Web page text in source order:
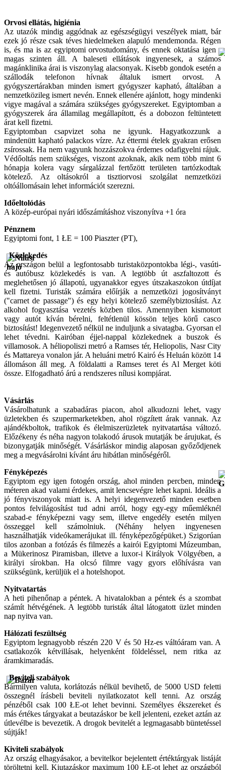
Orvosi ellátás, higiénia
Az utazók mindig aggódnak az egészségügyi veszélyek miatt, bár
ezek jó része csak téves hiedelmeken alapuló mendemonda. Régen
is, és ma is az egyiptomiorvostudomány, és ennek oktatása igen
magas szinten áll. A baleseti ellátások ingyenesek, a számos
magánklinika árai is viszonylag alacsonyak. Kisebb gondok esetén a
szállodák telefonon hívnak általuk ismert orvost. A
gyógyszertárakban minden ismert gyógyszer kapható, általában a
nemzetközileg ismert nevén. Ennek ellenére ajánlott, hogy mindenki
vigye magával a számára szükséges gyógyszereket. Egyiptomban a
gyógyszerek ára államilag megállapított, és a dobozon feltüntetett
árat kell fizetni.
Egyiptomban csapvizet soha ne igyunk. Hagyatkozzunk a
mindenütt kapható palackos vízre. Az éttermi ételek gyakran erősen
zsírossak. Ha nem vagyunk hozzászokva érdemes odafigyelni rájuk.
Védőoltás nem szükséges, viszont azoknak, akik nem több mint 6
hónapja kolera vagy sárgalázzal fertőzött területen tartózkodtak
kötelező. Az oltásokról a tisztiorvosi szolgálat nemzetközi
oltóállomásain lehet információt szerezni.
Időeltolódás
A közép-európai nyári időszámításhoz viszonyítva +1 óra
Pénznem
Egyiptomi font, 1 ŁE = 100 Piaszter (PT),
Közlekedés
Az országon belül a legfontosabb turistaközpontokba légi-, vasúti-
és autóbusz közlekedés is van. A legtöbb út aszfaltozott és
meglehetősen jó állapotú, ugyanakkor egyes útszakaszokon útdíjat
kell fizetni. Turisták számára előírják a nemzetközi jogosítványt
("carnet de passage") és egy helyi kötelező személybiztosítást. Az
alkohol fogyasztása vezetés közben tilos. Amennyiben kismotort
vagy autót kíván bérelni, feltétlenül kössön teljes körű casco
biztosítást! Idegenvezető nélkül ne induljunk a sivatagba. Gyorsan el
lehet tévedni. Kairóban éjjel-nappal közlekednek a buszok és
villamosok. A héliopoliszi metró a Ramses tér, Heliopolis, Nasr City
és Mattareya vonalon jár. A heluáni metró Kairó és Heluán között 14
állomáson áll meg. A földalatti a Ramses teret és Al Merget köti
össze. Elfogadható árú a rendszeres nílusi kompjárat.
Vásárlás
Vásárolhatunk a szabadáras piacon, ahol alkudozni lehet, vagy
üzletekben és szupermarketekben, ahol rögzített árak vannak. Az
ajándékboltok, trafikok és élelmiszerüzletek nyitvatartása változó.
Előzékeny és néha nagyon tolakodó árusok mutatják be árujukat, és
bizonygatják minőségét. Vásárláskor mindig alaposan győződjenek
meg a megvásárolni kívánt áru hibátlan minőségéről.
Fényképezés
Egyiptom egy igen fotogén ország, ahol minden percben, minden
méteren akad valami érdekes, amit lencsevégre lehet kapni. Ideális a
jó fényviszonyok miatt is. A helyi idegenvezető minden esetben
pontos felvilágosítást tud adni arról, hogy egy-egy műemléknél
szabad-e fényképezni vagy sem, illetve engedély esetén milyen
összeggel kell számolniuk. (Néhány helyen ingyenesen
használhatják videókamerájukat ill. fényképezőgépüket.) Szigorúan
tilos azonban a fotózás és filmezés a kairói Egyiptomi Múzeumban,
a Mükerinosz Piramisban, illetve a luxor-i Királyok Völgyében, a
királyi sírokban. Ha olcsó filmre vagy gyors előhívásra van
szükségünk, kerüljük el a hotelshopot.
Nyitvatartás
A heti pihenőnap a péntek. A hivatalokban a péntek és a szombat
számít hétvégének. A legtöbb turisták által látogatott üzlet minden
nap nyitva van.
Hálózati feszültség
Egyiptom legnagyobb részén 220 V és 50 Hz-es váltóáram van. A
csatlakozók kétvillásak, helyenként földeléssel, nem ritka az
áramkimaradás.
Beviteli szabályok
Bármilyen valuta, korlátozás nélkül bevihető, de 5000 USD feletti
összegnél írásbeli beviteli nyilatkozatot kell tenni. Az ország
pénzéből csak 100 ŁE-ot lehet bevinni. Személyes ékszereket és
más értékes tárgyakat a beutazáskor be kell jelenteni, ezeket aztán az
útlevélbe is bevezetik. A drogok bevitelét a legmagasabb büntetéssel
sújtják!
Kiviteli szabályok
Az ország elhagyásakor, a bevitelkor bejelentett értéktárgyak listáját
töröltetni kell. Kiutazáskor maximum 100 ŁE-ot lehet az országból